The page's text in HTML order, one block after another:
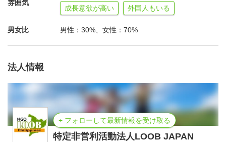
当します。「現場でプロジェクトを動かす」という、国際
協力のリアルな手応えを肌で感じられるプログラムです。
が変わる
招待されるのは、貧困地域で輝く未来のリーダーたち。彼
らと寝食を共にし、仲良くなる中で、統計データだけでは
見えてこない「現地のリアル」や「格差の正体」を深く理
解できます。子どもたちのパワーに触れ、自分の価値観が
雰囲気
成長意欲が高い 外国人もいる
男女比 男性：30%、女性：70%
法人情報
+ フォローして最新情報を受け取る
特定非営利活動法人LOOB JAPAN